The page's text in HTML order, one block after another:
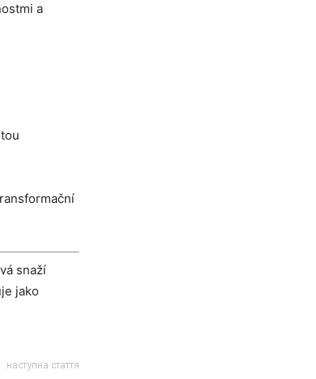
a
snaží
jako
наступна стаття